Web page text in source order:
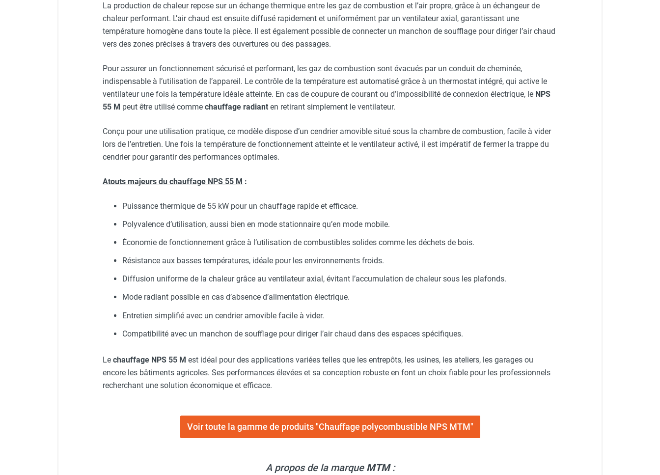
Chauffage suspendu au fioul
Chauffage suspendu au gaz
Chauffage FARM
Chauffage FARM au gaz
Chauffage d'atelier granulés / bois /
Chaudière fixe à eau
Aérotherme fixe mural
Aérotherme au gaz
Aérotherme à eau chaude ou froide
Aérotherme au fioul
Aérotherme pompe à chaleur
(détente directe)
Chauffage mobile électrique, fioul et
Chauffage mobile électrique
Chauffage électrique soufflant
étuvage industriel ou destruction
Chauffage électrique par convection
Chauffage mobile au fioul et GNR
cheminée et réservoir intégré
Chauffage fioul soufflant avec
cheminée à raccorder sur citerne
cheminée à combustion directe
Chauffage fioul
infrarouge/rayonnant
La production de chaleur repose sur un échange thermique entre les gaz de combustion et l’air propre, grâce à un échangeur de
chaleur performant. L’air chaud est ensuite diffusé rapidement et uniformément par un ventilateur axial, garantissant une
température homogène dans toute la pièce. Il est également possible de connecter un manchon de soufflage pour diriger l’air chaud
vers des zones précises à travers des ouvertures ou des passages.
Pour assurer un fonctionnement sécurisé et performant, les gaz de combustion sont évacués par un conduit de cheminée,
indispensable à l’utilisation de l’appareil. Le contrôle de la température est automatisé grâce à un thermostat intégré, qui active le
ventilateur une fois la température idéale atteinte. En cas de coupure de courant ou d’impossibilité de connexion électrique, le NPS
55 M peut être utilisé comme chauffage radiant en retirant simplement le ventilateur.
Conçu pour une utilisation pratique, ce modèle dispose d’un cendrier amovible situé sous la chambre de combustion, facile à vider
lors de l’entretien. Une fois la température de fonctionnement atteinte et le ventilateur activé, il est impératif de fermer la trappe du
cendrier pour garantir des performances optimales.
Atouts majeurs du chauffage NPS 55 M :
Puissance thermique de 55 kW pour un chauffage rapide et efficace.
Polyvalence d’utilisation, aussi bien en mode stationnaire qu’en mode mobile.
Économie de fonctionnement grâce à l’utilisation de combustibles solides comme les déchets de bois.
Résistance aux basses températures, idéale pour les environnements froids.
Diffusion uniforme de la chaleur grâce au ventilateur axial, évitant l’accumulation de chaleur sous les plafonds.
Mode radiant possible en cas d’absence d’alimentation électrique.
Entretien simplifié avec un cendrier amovible facile à vider.
Compatibilité avec un manchon de soufflage pour diriger l’air chaud dans des espaces spécifiques.
Le chauffage NPS 55 M est idéal pour des applications variées telles que les entrepôts, les usines, les ateliers, les garages ou
encore les bâtiments agricoles. Ses performances élevées et sa conception robuste en font un choix fiable pour les professionnels
recherchant une solution économique et efficace.
Voir toute la gamme de produits "Chauffage polycombustible NPS MTM"
A propos de la marque MTM: